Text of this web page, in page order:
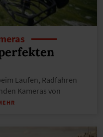
Laufen, Radfahren
Kameras von